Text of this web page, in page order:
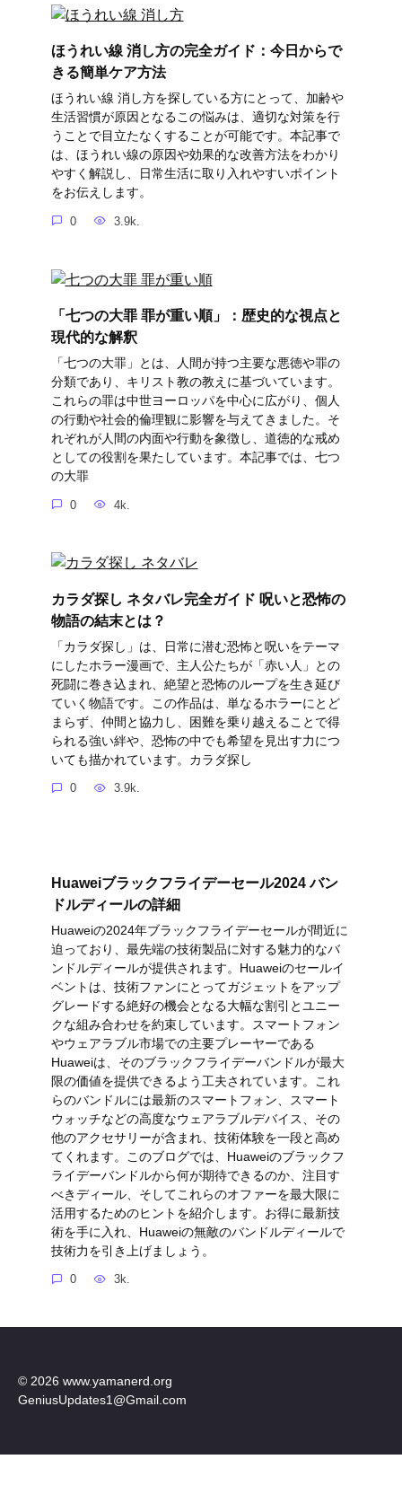
ほうれい線 消し方の完全ガイド：今日からで
きる簡単ケア方法
ほうれい線 消し方を探している方にとって、加齢や
生活習慣が原因となるこの悩みは、適切な対策を行
うことで目立たなくすることが可能です。本記事で
は、ほうれい線の原因や効果的な改善方法をわかり
やすく解説し、日常生活に取り入れやすいポイント
をお伝えします。
0 3.9k.
「七つの大罪 罪が重い順」：歴史的な視点と
現代的な解釈
「七つの大罪」とは、人間が持つ主要な悪徳や罪の
分類であり、キリスト教の教えに基づいています。
これらの罪は中世ヨーロッパを中心に広がり、個人
の行動や社会的倫理観に影響を与えてきました。そ
れぞれが人間の内面や行動を象徴し、道徳的な戒め
としての役割を果たしています。本記事では、七つ
の大罪
0 4k.
カラダ探し ネタバレ完全ガイド 呪いと恐怖の
物語の結末とは？
「カラダ探し」は、日常に潜む恐怖と呪いをテーマ
にしたホラー漫画で、主人公たちが「赤い人」との
死闘に巻き込まれ、絶望と恐怖のループを生き延び
ていく物語です。この作品は、単なるホラーにとど
まらず、仲間と協力し、困難を乗り越えることで得
られる強い絆や、恐怖の中でも希望を見出す力につ
いても描かれています。カラダ探し
0 3.9k.
Huaweiブラックフライデーセール2024 バン
ドルディールの詳細
Huaweiの2024年ブラックフライデーセールが間近に
迫っており、最先端の技術製品に対する魅力的なバ
ンドルディールが提供されます。Huaweiのセールイ
ベントは、技術ファンにとってガジェットをアップ
グレードする絶好の機会となる大幅な割引とユニー
クな組み合わせを約束しています。スマートフォン
やウェアラブル市場での主要プレーヤーである
Huaweiは、そのブラックフライデーバンドルが最大
限の価値を提供できるよう工夫されています。これ
らのバンドルには最新のスマートフォン、スマート
ウォッチなどの高度なウェアラブルデバイス、その
他のアクセサリーが含まれ、技術体験を一段と高め
てくれます。このブログでは、Huaweiのブラックフ
ライデーバンドルから何が期待できるのか、注目す
べきディール、そしてこれらのオファーを最大限に
活用するためのヒントを紹介します。お得に最新技
術を手に入れ、Huaweiの無敵のバンドルディールで
技術力を引き上げましょう。
0 3k.
© 2026 www.yamanerd.org
GeniusUpdates1@Gmail.com